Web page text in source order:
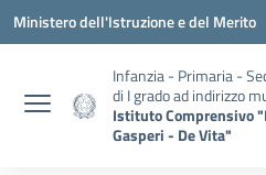
Vai ai contenuti
Vai al menu di navigazione
Vai al footer
Ministero dell'Istruzione e del Merito
Infanzia - Primaria -
di I grado ad indirizzo
Istituto Comprensivo
Gasperi - De Vita"